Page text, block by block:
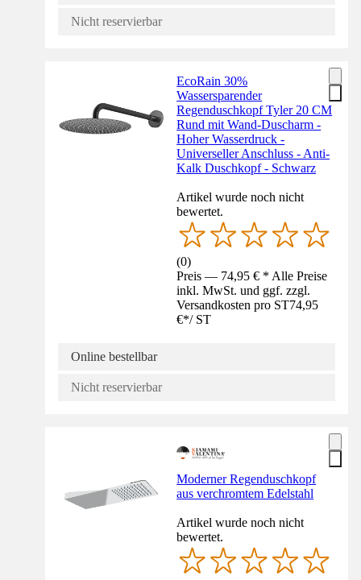
Nicht reservierbar
EcoRain 30%
Wassersparender
Regenduschkopf Tyler 20 CM
Rund mit Wand-Duscharm -
Hoher Wasserdruck -
Universeller Anschluss - Anti-
Kalk Duschkopf - Schwarz
Artikel wurde noch nicht
bewertet.
(0)
Preis — 74,95 € * Alle Preise
inkl. MwSt. und ggf. zzgl.
Versandkosten pro ST74,95
€*/ ST
Online bestellbar
Nicht reservierbar
Moderner Regenduschkopf
aus verchromtem Edelstahl
Artikel wurde noch nicht
bewertet.